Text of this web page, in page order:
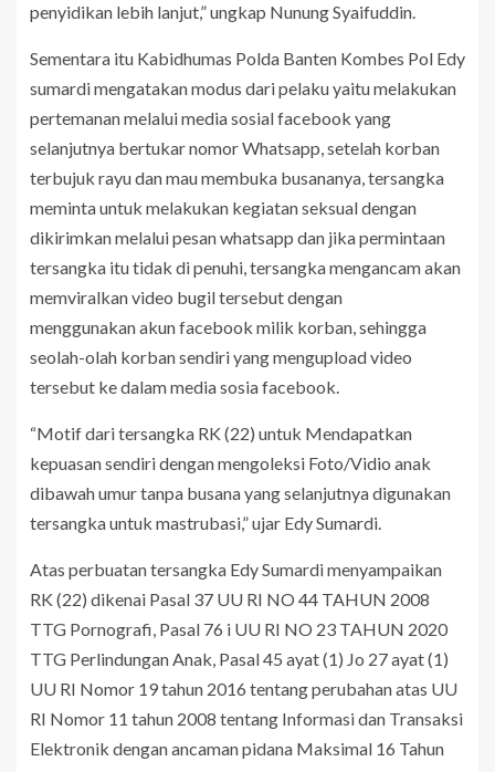
penyidikan lebih lanjut,” ungkap Nunung Syaifuddin.
Sementara itu Kabidhumas Polda Banten Kombes Pol Edy
sumardi mengatakan modus dari pelaku yaitu melakukan
pertemanan melalui media sosial facebook yang
selanjutnya bertukar nomor Whatsapp, setelah korban
terbujuk rayu dan mau membuka busananya, tersangka
meminta untuk melakukan kegiatan seksual dengan
dikirimkan melalui pesan whatsapp dan jika permintaan
tersangka itu tidak di penuhi, tersangka mengancam akan
memviralkan video bugil tersebut dengan
menggunakan akun facebook milik korban, sehingga
seolah-olah korban sendiri yang mengupload video
tersebut ke dalam media sosia facebook.
“Motif dari tersangka RK (22) untuk Mendapatkan
kepuasan sendiri dengan mengoleksi Foto/Vidio anak
dibawah umur tanpa busana yang selanjutnya digunakan
tersangka untuk mastrubasi,” ujar Edy Sumardi.
Atas perbuatan tersangka Edy Sumardi menyampaikan
RK (22) dikenai Pasal 37 UU RI NO 44 TAHUN 2008
TTG Pornografi, Pasal 76 i UU RI NO 23 TAHUN 2020
TTG Perlindungan Anak, Pasal 45 ayat (1) Jo 27 ayat (1)
UU RI Nomor 19 tahun 2016 tentang perubahan atas UU
RI Nomor 11 tahun 2008 tentang Informasi dan Transaksi
Elektronik dengan ancaman pidana Maksimal 16 Tahun